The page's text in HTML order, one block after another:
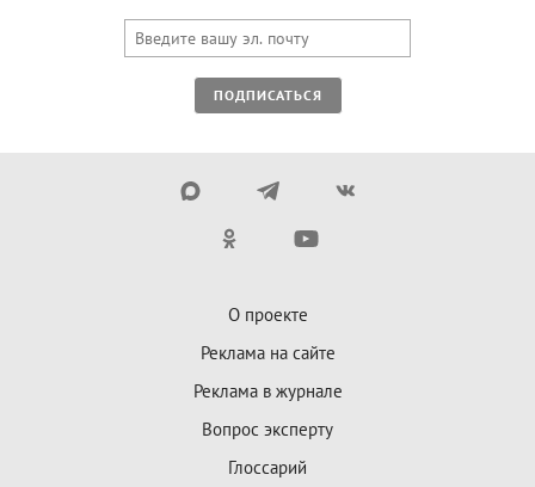
ПОДПИСАТЬСЯ
О проекте
Реклама на сайте
Реклама в журнале
Вопрос эксперту
Глоссарий